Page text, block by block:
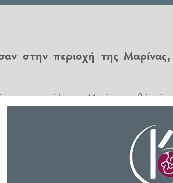
στην περιοχή της Μαρίνας,
στα σκάφη της Μαρίνας, καθώς είχε
σκάφος ανοικτά του πατραϊκού ,
στο συγκεκριμένο σημείο.
περισυλλογή της.